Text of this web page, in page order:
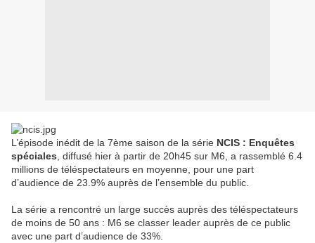
L’épisode inédit de la 7ème saison de la série NCIS : Enquêtes
spéciales , diffusé hier à partir de 20h45 sur M6, a rassemblé 6.4
millions de téléspectateurs en moyenne, pour une part
d’audience de 23.9% auprès de l’ensemble du public.
La série a rencontré un large succès auprès des téléspectateurs
de moins de 50 ans : M6 se classer leader auprès de ce public
avec une part d’audience de 33%.